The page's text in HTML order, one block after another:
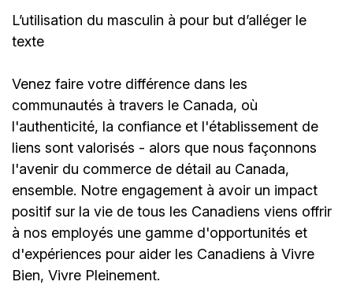
L’utilisation du masculin à pour but d’alléger le
texte
Venez faire votre différence dans les
communautés à travers le Canada, où
l'authenticité, la confiance et l'établissement de
liens sont valorisés - alors que nous façonnons
l'avenir du commerce de détail au Canada,
ensemble. Notre engagement à avoir un impact
positif sur la vie de tous les Canadiens viens offrir
à nos employés une gamme d'opportunités et
d'expériences pour aider les Canadiens à Vivre
Bien, Vivre Pleinement.